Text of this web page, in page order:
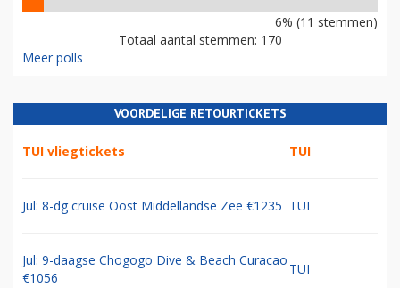
6% (11 stemmen)
Totaal aantal stemmen: 170
Meer polls
VOORDELIGE RETOURTICKETS
TUI vliegtickets TUI
Jul: 8-dg cruise Oost Middellandse Zee €1235 TUI
Jul: 9-daagse Chogogo Dive & Beach Curacao
€1056
TUI